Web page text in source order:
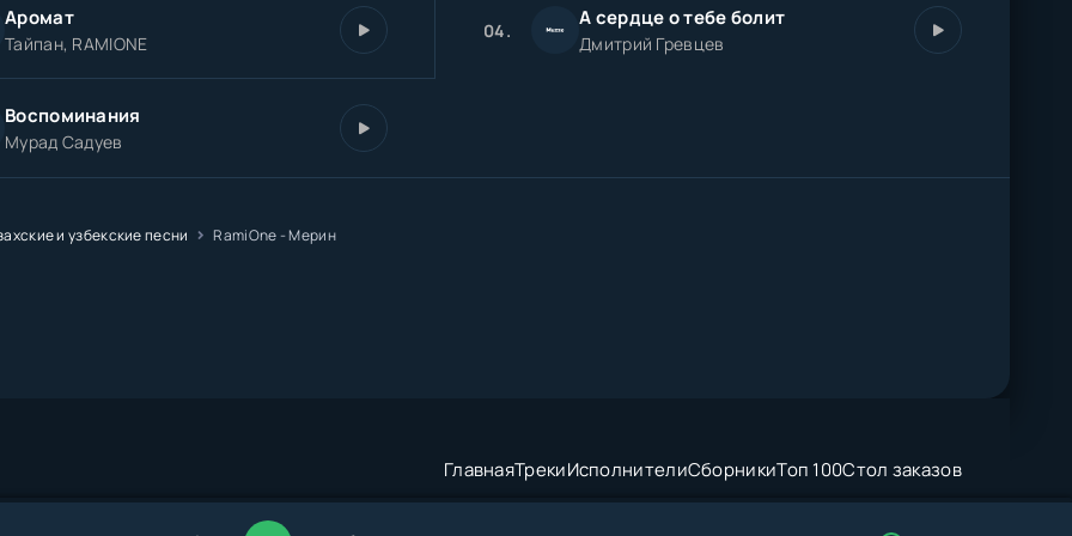
Аромат
Тайпан, RAMIONE
04. А сердце о тебе болит
Дмитрий Гревцев
Воспоминания
Мурад Садуев
и узбекские песни RamiOne - Мерин
ГлавнаяТрекиИсполнителиСборникиТоп 100Стол заказов